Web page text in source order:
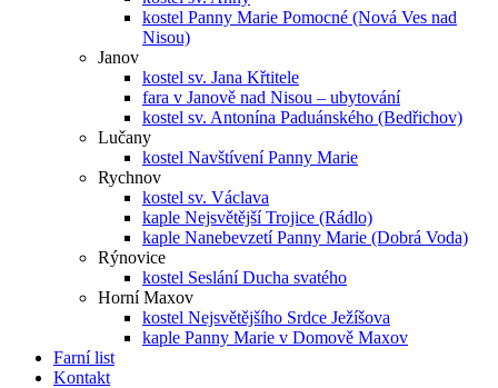
kostel Panny Marie Pomocné (Nová Ves nad
Nisou)
Janov
kostel sv. Jana Křtitele
fara v Janově nad Nisou – ubytování
kostel sv. Antonína Paduánského (Bedřichov)
Lučany
kostel Navštívení Panny Marie
Rychnov
kostel sv. Václava
kaple Nejsvětější Trojice (Rádlo)
kaple Nanebevzetí Panny Marie (Dobrá Voda)
Rýnovice
kostel Seslání Ducha svatého
Horní Maxov
kostel Nejsvětějšího Srdce Ježíšova
kaple Panny Marie v Domově Maxov
Farní list
Kontakt